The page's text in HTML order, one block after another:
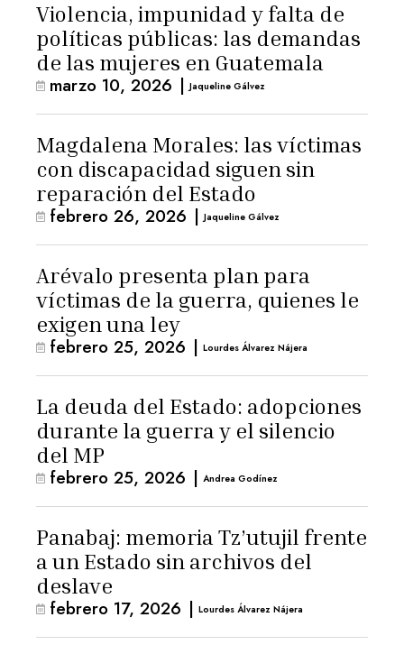
Violencia, impunidad y falta de
políticas públicas: las demandas
de las mujeres en Guatemala
marzo 10, 2026 | Jaqueline Gálvez
Magdalena Morales: las víctimas
con discapacidad siguen sin
reparación del Estado
febrero 26, 2026 | Jaqueline Gálvez
Arévalo presenta plan para
víctimas de la guerra, quienes le
exigen una ley
febrero 25, 2026 | Lourdes Álvarez Nájera
La deuda del Estado: adopciones
durante la guerra y el silencio
del MP
febrero 25, 2026 | Andrea Godínez
Panabaj: memoria Tz’utujil frente
a un Estado sin archivos del
deslave
febrero 17, 2026 | Lourdes Álvarez Nájera